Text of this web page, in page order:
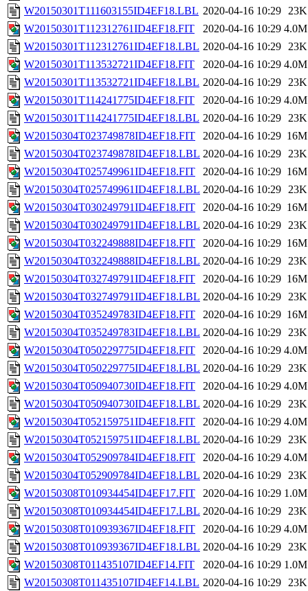
W20150301T111603155ID4EF18.LBL 2020-04-16 10:29 23K
W20150301T112312761ID4EF18.FIT
2020-04-16 10:29 4.0M
W20150301T112312761ID4EF18.LBL 2020-04-16 10:29 23K
W20150301T113532721ID4EF18.FIT
2020-04-16 10:29 4.0M
W20150301T113532721ID4EF18.LBL 2020-04-16 10:29 23K
W20150301T114241775ID4EF18.FIT
2020-04-16 10:29 4.0M
W20150301T114241775ID4EF18.LBL 2020-04-16 10:29 23K
W20150304T023749878ID4EF18.FIT
2020-04-16 10:29 16M
W20150304T023749878ID4EF18.LBL 2020-04-16 10:29 23K
W20150304T025749961ID4EF18.FIT
2020-04-16 10:29 16M
W20150304T025749961ID4EF18.LBL 2020-04-16 10:29 23K
W20150304T030249791ID4EF18.FIT
2020-04-16 10:29 16M
W20150304T030249791ID4EF18.LBL 2020-04-16 10:29 23K
W20150304T032249888ID4EF18.FIT
2020-04-16 10:29 16M
W20150304T032249888ID4EF18.LBL 2020-04-16 10:29 23K
W20150304T032749791ID4EF18.FIT
2020-04-16 10:29 16M
W20150304T032749791ID4EF18.LBL 2020-04-16 10:29 23K
W20150304T035249783ID4EF18.FIT
2020-04-16 10:29 16M
W20150304T035249783ID4EF18.LBL 2020-04-16 10:29 23K
W20150304T050229775ID4EF18.FIT
2020-04-16 10:29 4.0M
W20150304T050229775ID4EF18.LBL 2020-04-16 10:29 23K
W20150304T050940730ID4EF18.FIT
2020-04-16 10:29 4.0M
W20150304T050940730ID4EF18.LBL 2020-04-16 10:29 23K
W20150304T052159751ID4EF18.FIT
2020-04-16 10:29 4.0M
W20150304T052159751ID4EF18.LBL 2020-04-16 10:29 23K
W20150304T052909784ID4EF18.FIT
2020-04-16 10:29 4.0M
W20150304T052909784ID4EF18.LBL 2020-04-16 10:29 23K
W20150308T010934454ID4EF17.FIT
2020-04-16 10:29 1.0M
W20150308T010934454ID4EF17.LBL 2020-04-16 10:29 23K
W20150308T010939367ID4EF18.FIT
2020-04-16 10:29 4.0M
W20150308T010939367ID4EF18.LBL 2020-04-16 10:29 23K
W20150308T011435107ID4EF14.FIT
2020-04-16 10:29 1.0M
W20150308T011435107ID4EF14.LBL 2020-04-16 10:29 23K